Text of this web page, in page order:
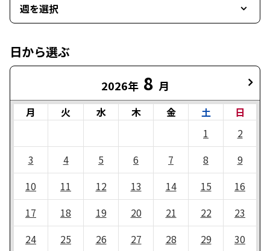
週を選択
日から選ぶ
2026年 8 月
月 火 水 木 金 土
日
1
2
3
4 5 6 7 8
9
10
11 12 13 14 15
16
17
18 19 20 21 22
23
24
25 26 27 28 29
30